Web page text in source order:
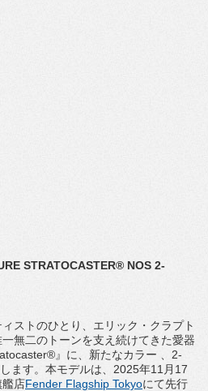
STRATOCASTER® NOS 2-
ストのひとり、エリック・ クラプト
一無二のトーンを支え続けてきた愛器
』に、新たなカラー 、2-
ます。本モデルは、 2025年11月17
艦店Fender Flagship Tokyoにて先行